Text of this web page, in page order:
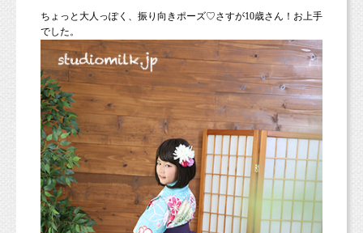
ちょっと大人っぽく、振り向きポーズ♡さすが10歳さん！お上手
でした。